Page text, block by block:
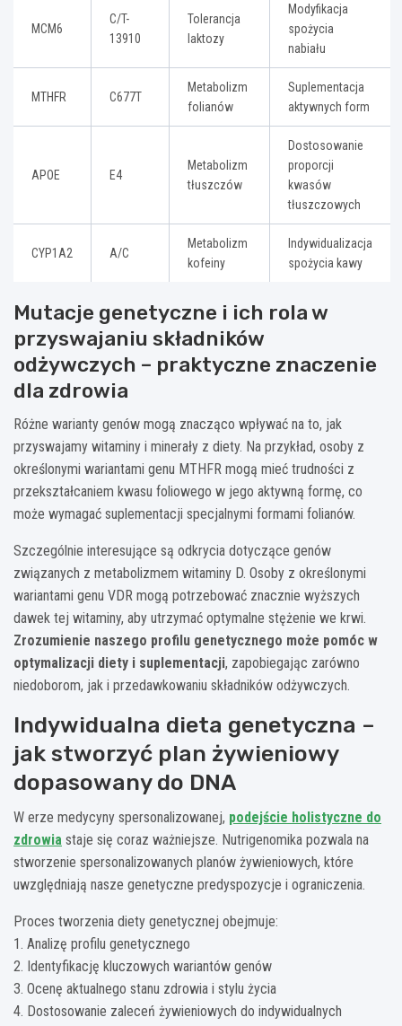
MCM6
C/T-
13910
Tolerancja
laktozy
Modyfikacja
spożycia
nabiału
MTHFR C677T
Metabolizm
folianów
Suplementacja
aktywnych form
APOE E4
Metabolizm
tłuszczów
Dostosowanie
proporcji
kwasów
tłuszczowych
CYP1A2 A/C
Metabolizm
kofeiny
Indywidualizacja
spożycia kawy
Mutacje genetyczne i ich rola w
przyswajaniu składników
odżywczych – praktyczne znaczenie
dla zdrowia
Różne warianty genów mogą znacząco wpływać na to, jak
przyswajamy witaminy i minerały z diety. Na przykład, osoby z
określonymi wariantami genu MTHFR mogą mieć trudności z
przekształcaniem kwasu foliowego w jego aktywną formę, co
może wymagać suplementacji specjalnymi formami folianów.
Szczególnie interesujące są odkrycia dotyczące genów
związanych z metabolizmem witaminy D. Osoby z określonymi
wariantami genu VDR mogą potrzebować znacznie wyższych
dawek tej witaminy, aby utrzymać optymalne stężenie we krwi.
Zrozumienie naszego profilu genetycznego może pomóc w
optymalizacji diety i suplementacji, zapobiegając zarówno
niedoborom, jak i przedawkowaniu składników odżywczych.
Indywidualna dieta genetyczna –
jak stworzyć plan żywieniowy
dopasowany do DNA
W erze medycyny spersonalizowanej, podejście holistyczne do
zdrowia staje się coraz ważniejsze. Nutrigenomika pozwala na
stworzenie spersonalizowanych planów żywieniowych, które
uwzględniają nasze genetyczne predyspozycje i ograniczenia.
Proces tworzenia diety genetycznej obejmuje:
1. Analizę profilu genetycznego
2. Identyfikację kluczowych wariantów genów
3. Ocenę aktualnego stanu zdrowia i stylu życia
4. Dostosowanie zaleceń żywieniowych do indywidualnych